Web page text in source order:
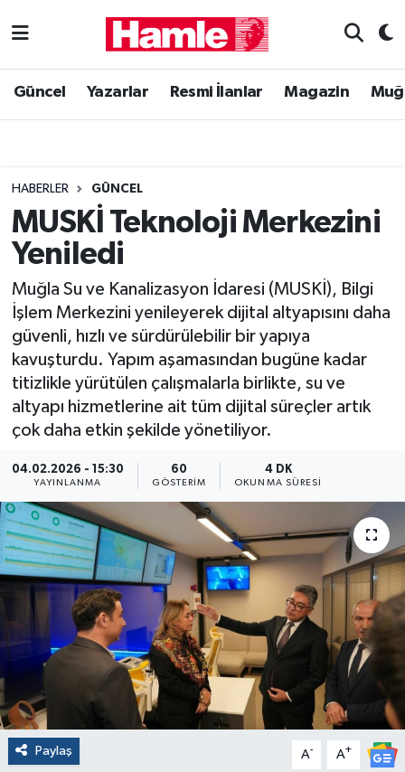
Güncel Yazarlar Resmi İlanlar Magazin
HABERLER GÜNCEL
MUSKİ Teknoloji Merkezini
Yeniledi
Muğla Su ve Kanalizasyon İdaresi (MUSKİ), Bilgi
İşlem Merkezini yenileyerek dijital altyapısını daha
güvenli, hızlı ve sürdürülebilir bir yapıya
kavuşturdu. Yapım aşamasından bugüne kadar
titizlikle yürütülen çalışmalarla birlikte, su ve
altyapı hizmetlerine ait tüm dijital süreçler artık
çok daha etkin şekilde yönetiliyor.
04.02.2026 - 15:30
YAYINLANMA
60
GÖSTERIM
4 DK
OKUNMA SÜRESI
Paylaş A- A+
Güncel
Magazin
Muğla Haber
Siyaset
Muğla Nöbetçi Eczaneler
Muğla Trafik Yoğunluk Haritası
Süper Lig Puan Durumu ve Fikstür
Tüm Manşetler
Son Dakika Haberleri
Haber Arşivi